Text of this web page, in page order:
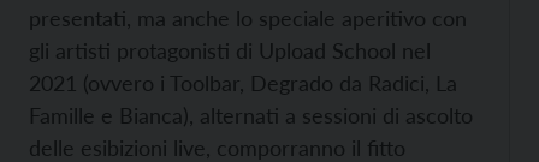
presentati, ma anche lo speciale aperitivo con
gli artisti protagonisti di Upload School nel
2021 (ovvero i Toolbar, Degrado da Radici, La
Famille e Bianca), alternati a sessioni di ascolto
delle esibizioni live, comporranno il fitto